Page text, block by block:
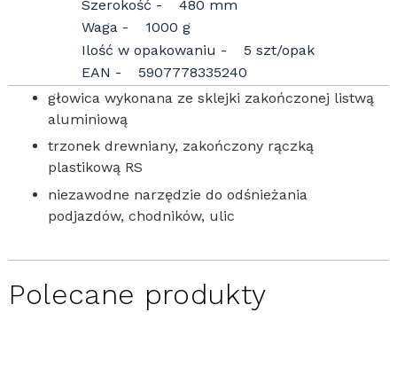
Szerokość
480 mm
Waga
1000 g
Ilość w opakowaniu
5 szt/opak
EAN
5907778335240
głowica wykonana ze sklejki zakończonej listwą
aluminiową
trzonek drewniany, zakończony rączką
plastikową RS
niezawodne narzędzie do odśnieżania
podjazdów, chodników, ulic
Polecane produkty